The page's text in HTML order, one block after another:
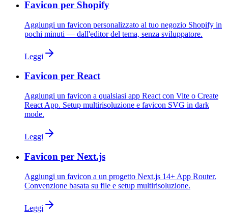
Favicon per Shopify
Aggiungi un favicon personalizzato al tuo negozio Shopify in
pochi minuti — dall'editor del tema, senza sviluppatore.
Leggi
Favicon per React
Aggiungi un favicon a qualsiasi app React con Vite o Create
React App. Setup multirisoluzione e favicon SVG in dark
mode.
Leggi
Favicon per Next.js
Aggiungi un favicon a un progetto Next.js 14+ App Router.
Convenzione basata su file e setup multirisoluzione.
Leggi